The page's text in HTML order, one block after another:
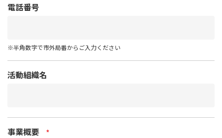
電話番号
※半角数字で市外局番からご入力ください
活動組織名
事業概要 *